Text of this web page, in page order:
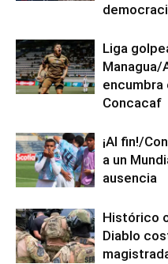
Liga
Managua/
encumbra
Concacaf
¡Al fin!/
a un
ausencia
Histórico
Diablo